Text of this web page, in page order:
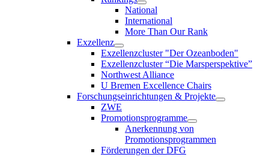
National
International
More Than Our Rank
Exzellenz
Exzellenzcluster "Der Ozeanboden"
Exzellenzcluster “Die Marsperspektive”
Northwest Alliance
U Bremen Excellence Chairs
Forschungseinrichtungen & Projekte
ZWE
Promotionsprogramme
Anerkennung von
Promotionsprogrammen
Förderungen der DFG